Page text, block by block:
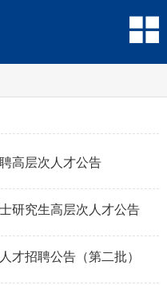
高层次人才公告
研究生高层次人才公告
才招聘公告（第二批）